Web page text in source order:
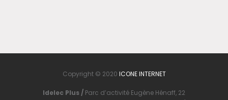
Copyright © 2020 ICONE INTERNET
Idelec Plus / Parc d’activité Eugène Hénaff, 22